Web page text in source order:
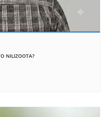
NILIZOOTA?